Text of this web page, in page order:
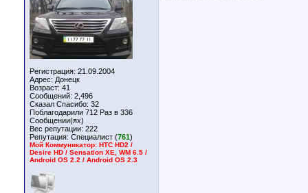
Регистрация: 21.09.2004
Адрес: Донецк
Возраст: 41
Сообщений: 2,496
Сказал Спасибо: 32
Поблагодарили 712 Раз в 336
Сообщении(ях)
Вес репутации: 222
Репутация: Специалист (761)
Мой Коммуникатор: HTC HD2 /
Desire HD / Sensation XE, WM 6.5 /
Android OS 2.2 / Android OS 2.3